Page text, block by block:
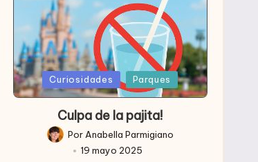
Publicada
en
Curiosidades Parques
Culpa de la pajita!
Publicado
Por Anabella Parmigiano
19 mayo 2025